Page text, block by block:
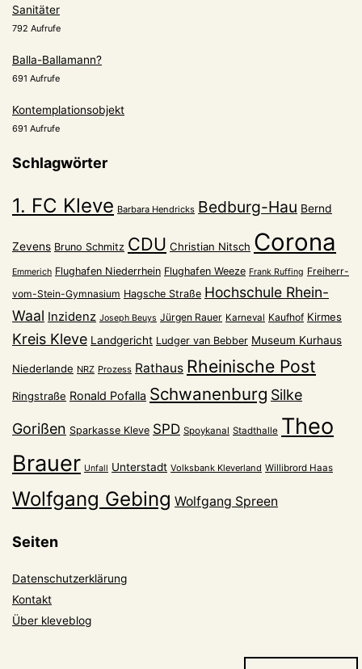
Sanitäter
792 Aufrufe
Balla-Ballamann?
691 Aufrufe
Kontemplationsobjekt
691 Aufrufe
Schlagwörter
1. FC Kleve Barbara Hendricks Bedburg-Hau Bernd
Zevens Bruno Schmitz CDU Christian Nitsch Corona
Emmerich Flughafen Niederrhein Flughafen Weeze Frank Ruffing Freiherr-
vom-Stein-Gymnasium Hagsche Straße Hochschule Rhein-
Waal Inzidenz Joseph Beuys Jürgen Rauer Karneval Kaufhof Kirmes
Kreis Kleve Landgericht Ludger van Bebber Museum Kurhaus
Niederlande NRZ Prozess Rathaus Rheinische Post
Ringstraße Ronald Pofalla Schwanenburg Silke
Gorißen Sparkasse Kleve SPD Spoykanal Stadthalle Theo
Brauer Unfall Unterstadt Volksbank Kleverland Willibrord Haas
Wolfgang Gebing Wolfgang Spreen
Seiten
Datenschutzerklärung
Kontakt
Über kleveblog